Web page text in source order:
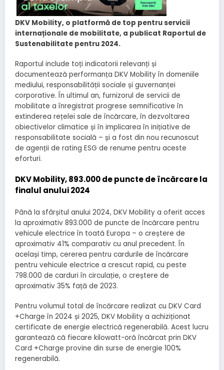
DKV Mobility, o platformă de top pentru servicii
internaționale de mobilitate, a publicat Raportul de
Sustenabilitate pentru 2024.
Raportul include toți indicatorii relevanți și
documentează performanța DKV Mobility în domeniile
mediului, responsabilității sociale și guvernanței
corporative. În ultimul an, furnizorul de servicii de
mobilitate a înregistrat progrese semnificative în
extinderea rețelei sale de încărcare, în dezvoltarea
obiectivelor climatice și în implicarea în inițiative de
responsabilitate socială – și a fost din nou recunoscut
de agenții de rating ESG de renume pentru aceste
eforturi.
DKV Mobility, 893.000 de puncte de încărcare la
finalul anului 2024
Până la sfârșitul anului 2024, DKV Mobility a oferit acces
la aproximativ 893.000 de puncte de încărcare pentru
vehicule electrice în toată Europa – o creștere de
aproximativ 41% comparativ cu anul precedent. În
același timp, cererea pentru cardurile de încărcare
pentru vehicule electrice a crescut rapid, cu peste
798.000 de carduri în circulație, o creștere de
aproximativ 35% față de 2023.
Pentru volumul total de încărcare realizat cu DKV Card
+Charge în 2024 și 2025, DKV Mobility a achiziționat
certificate de energie electrică regenerabilă. Acest lucru
garantează că fiecare kilowatt-oră încărcat prin DKV
Card +Charge provine din surse de energie 100%
regenerabilă.